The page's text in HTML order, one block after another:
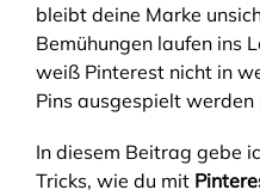
bleibt deine Marke
Bemühungen laufen ins
weiß Pinterest nicht in
Pins ausgespielt werden
In diesem Beitrag gebe
Tricks, wie du mit